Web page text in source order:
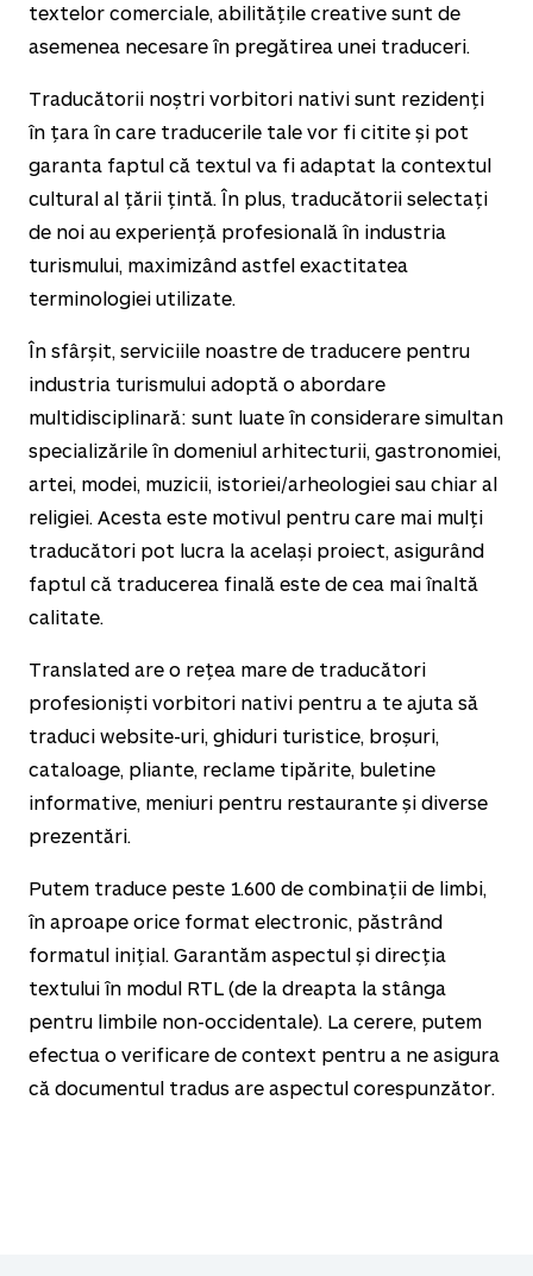
textelor comerciale, abilitățile creative sunt de
asemenea necesare în pregătirea unei traduceri.
Traducătorii noștri vorbitori nativi sunt rezidenți
în țara în care traducerile tale vor fi citite și pot
garanta faptul că textul va fi adaptat la contextul
cultural al țării țintă. În plus, traducătorii selectați
de noi au experiență profesională în industria
turismului, maximizând astfel exactitatea
terminologiei utilizate.
În sfârșit, serviciile noastre de traducere pentru
industria turismului adoptă o abordare
multidisciplinară: sunt luate în considerare simultan
specializările în domeniul arhitecturii, gastronomiei,
artei, modei, muzicii, istoriei/arheologiei sau chiar al
religiei. Acesta este motivul pentru care mai mulți
traducători pot lucra la același proiect, asigurând
faptul că traducerea finală este de cea mai înaltă
calitate.
Translated are o rețea mare de traducători
profesioniști vorbitori nativi pentru a te ajuta să
traduci website-uri, ghiduri turistice, broșuri,
cataloage, pliante, reclame tipărite, buletine
informative, meniuri pentru restaurante și diverse
prezentări.
Putem traduce peste 1.600 de combinații de limbi,
în aproape orice format electronic, păstrând
formatul inițial. Garantăm aspectul și direcția
textului în modul RTL (de la dreapta la stânga
pentru limbile non-occidentale). La cerere, putem
efectua o verificare de context pentru a ne asigura
că documentul tradus are aspectul corespunzător.